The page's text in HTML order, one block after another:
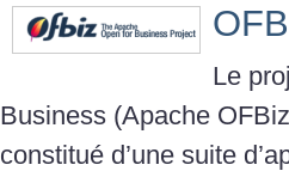
Le
Business (Apache
constitué d’une suite